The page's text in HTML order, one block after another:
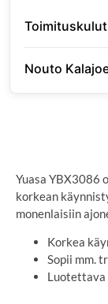
Nouto
Yuasa YBX3086
korkean
monenlaisiin
Korkea
Sopii mm.